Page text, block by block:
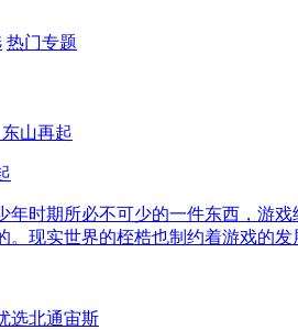
热门专题
时期所必不可少的一件东西，游
现实世界的桎梏也制约着游戏的